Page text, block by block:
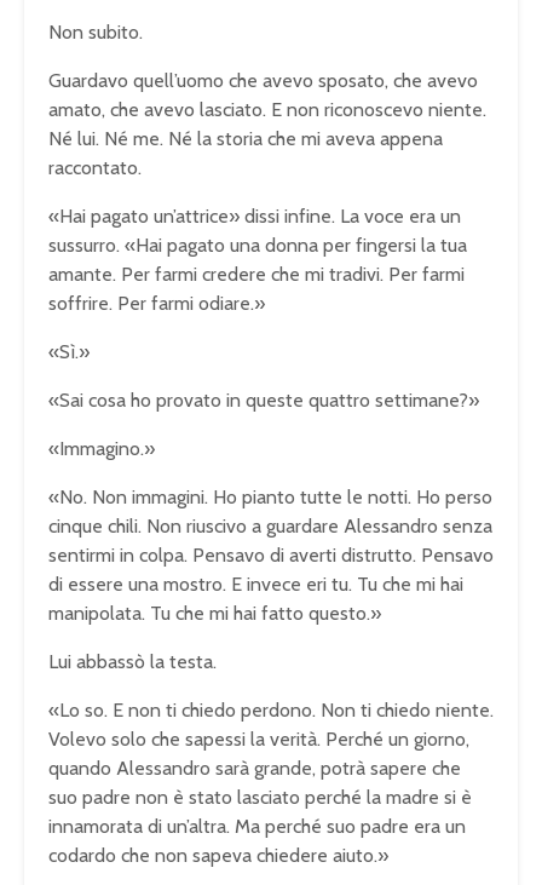
Non subito.
Guardavo quell’uomo che avevo sposato, che avevo
amato, che avevo lasciato. E non riconoscevo niente.
Né lui. Né me. Né la storia che mi aveva appena
raccontato.
«Hai pagato un’attrice» dissi infine. La voce era un
sussurro. «Hai pagato una donna per fingersi la tua
amante. Per farmi credere che mi tradivi. Per farmi
soffrire. Per farmi odiare.»
«Sì.»
«Sai cosa ho provato in queste quattro settimane?»
«Immagino.»
«No. Non immagini. Ho pianto tutte le notti. Ho perso
cinque chili. Non riuscivo a guardare Alessandro senza
sentirmi in colpa. Pensavo di averti distrutto. Pensavo
di essere una mostro. E invece eri tu. Tu che mi hai
manipolata. Tu che mi hai fatto questo.»
Lui abbassò la testa.
«Lo so. E non ti chiedo perdono. Non ti chiedo niente.
Volevo solo che sapessi la verità. Perché un giorno,
quando Alessandro sarà grande, potrà sapere che
suo padre non è stato lasciato perché la madre si è
innamorata di un’altra. Ma perché suo padre era un
codardo che non sapeva chiedere aiuto.»